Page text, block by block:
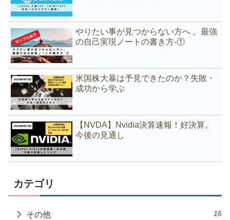
やりたい事が見つからない方へ 。最強
の自己実現ノートの書き方-①
米国株大暴は予見できたのか？失敗・
成功から学ぶ
【NVDA】Nvidia決算速報！好決算。
今後の見通し
カテゴリ
その他 16